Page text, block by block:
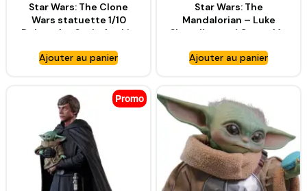
Star Wars: The Clone
Wars statuette 1/10
Deluxe Art Scale Anakin
STUDIOS
Ajouter au panier
Star Wars: The
Mandalorian – Luke
Skywalker and Grogu 1:10
STUDIOS
Ajouter au panier
Promo